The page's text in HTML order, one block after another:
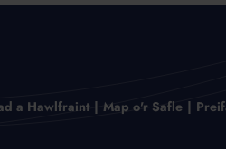
a Hawlfraint Map o'r Safle